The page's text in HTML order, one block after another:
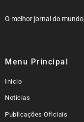
O melhor jornal do
Menu Principal
Inicio
Notícias
Publicações Oficiais